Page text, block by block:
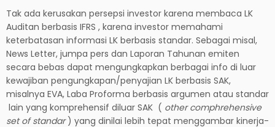
Tak ada kerusakan persepsi investor karena membaca LK
Auditan berbasis IFRS , karena investor memahami
keterbatasan informasi LK berbasis standar. Sebagai misal,
News Letter, jumpa pers dan Laporan Tahunan emiten
secara bebas dapat mengungkapkan berbagai info di luar
kewajiban pengungkapan/penyajian LK berbasis SAK,
misalnya EVA, Laba Proforma berbasis argumen atau standar
lain yang komprehensif diluar SAK ( other comphrehensive
set of standar) yang dinilai lebih tepat menggambar kinerja-